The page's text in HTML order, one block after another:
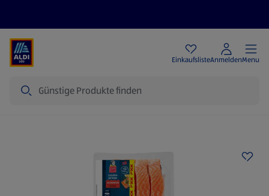
EinkaufslisteAnmeldenMenu